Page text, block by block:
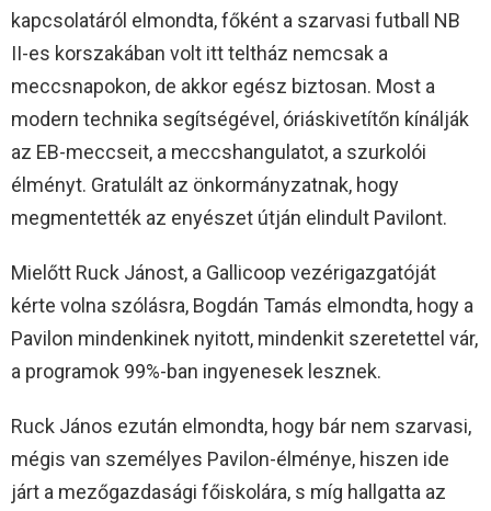
kapcsolatáról elmondta, főként a szarvasi futball NB
II-es korszakában volt itt teltház nemcsak a
meccsnapokon, de akkor egész biztosan. Most a
modern technika segítségével, óriáskivetítőn kínálják
az EB-meccseit, a meccshangulatot, a szurkolói
élményt. Gratulált az önkormányzatnak, hogy
megmentették az enyészet útján elindult Pavilont.
Mielőtt Ruck Jánost, a Gallicoop vezérigazgatóját
kérte volna szólásra, Bogdán Tamás elmondta, hogy a
Pavilon mindenkinek nyitott, mindenkit szeretettel vár,
a programok 99%-ban ingyenesek lesznek.
Ruck János ezután elmondta, hogy bár nem szarvasi,
mégis van személyes Pavilon-élménye, hiszen ide
járt a mezőgazdasági főiskolára, s míg hallgatta az